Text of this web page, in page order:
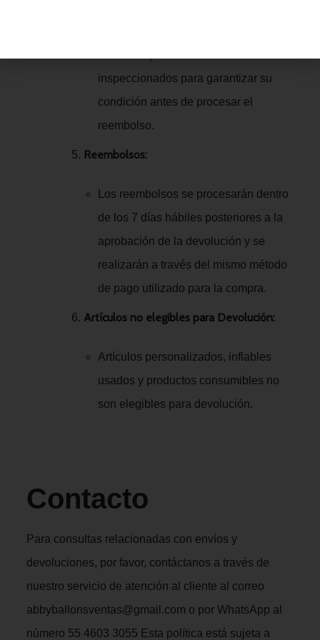
inspeccionados para garantizar su
condición antes de procesar el
reembolso.
Reembolsos:
Los reembolsos se procesarán dentro
de los 7 días hábiles posteriores a la
aprobación de la devolución y se
realizarán a través del mismo método
de pago utilizado para la compra.
Artículos no elegibles para Devolución:
Artículos personalizados, inflables
usados y productos consumibles no
son elegibles para devolución.
Contacto
Para consultas relacionadas con envíos y
devoluciones, por favor, contáctanos a través de
nuestro servicio de atención al cliente al correo
abbyballonsventas@gmail.com o por WhatsApp al
número 55 4603 3055 Esta política está sujeta a